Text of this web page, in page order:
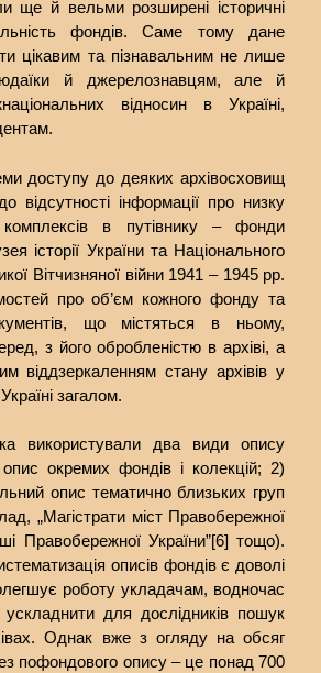
ще й вельми розширені історичні
фондів. Саме тому дане
цікавим та пізнавальним не лише
юдаїки й джерелознавцям, але й
відносин в Україні,
доступу до деяких архівосховищ
відсутності інформації про низку
комплексів в путівнику – фонди
історії України та Національного
Вітчизняної війни 1941 – 1945 рр.
про об’єм кожного фонду та
що містяться в ньому,
з його обробленістю в архіві, а
віддзеркаленням стану архівів у
загалом.
використували два види опису
опис окремих фондів і колекцій; 2)
опис тематично близьких груп
„Магістрати міст Правобережної
Правобережної України”[6] тощо).
описів фондів є доволі
роботу укладачам, водночас
для дослідників пошук
Однак вже з огляду на обсяг
пофондового опису – це понад 700